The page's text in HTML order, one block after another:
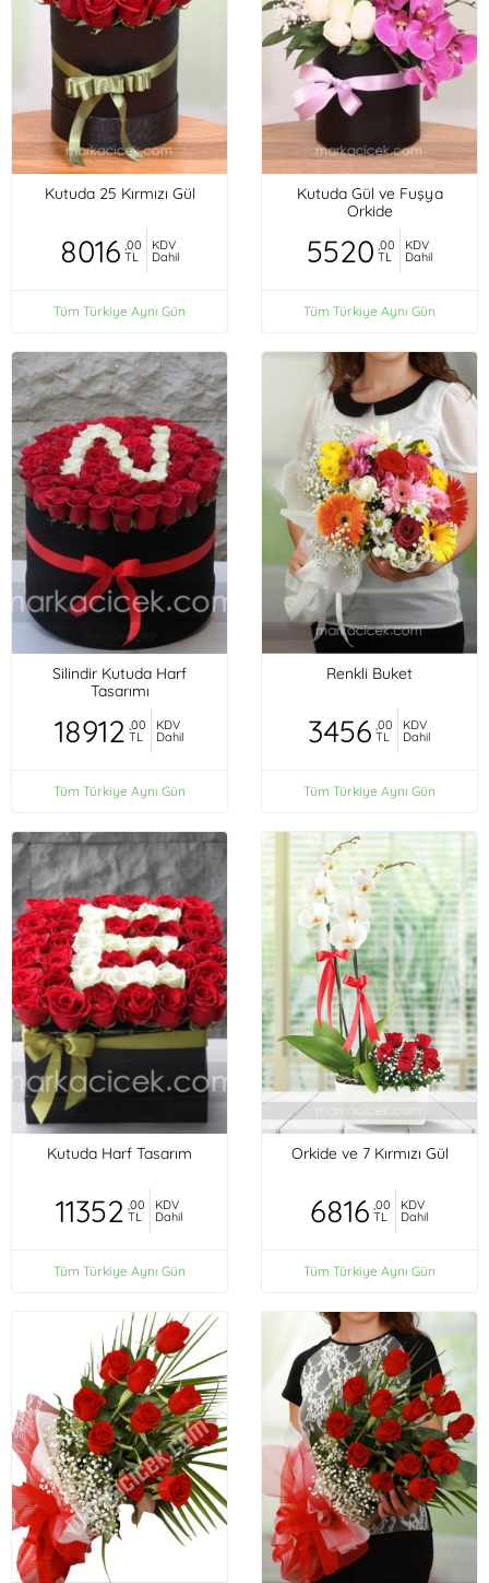
Kutuda 25 Kırmızı Gül
8016 ,00
TL
KDV
Dahil
Tüm Türkiye Aynı Gün
Kutuda Gül ve Fuşya
Orkide
5520 ,00
TL
KDV
Dahil
Tüm Türkiye Aynı Gün
Silindir Kutuda Harf
Tasarımı
18912 ,00
TL
KDV
Dahil
Tüm Türkiye Aynı Gün
Renkli Buket
3456 ,00
TL
KDV
Dahil
Tüm Türkiye Aynı Gün
Kutuda Harf Tasarım
11352 ,00
TL
KDV
Dahil
Tüm Türkiye Aynı Gün
Orkide ve 7 Kırmızı Gül
6816 ,00
TL
KDV
Dahil
Tüm Türkiye Aynı Gün